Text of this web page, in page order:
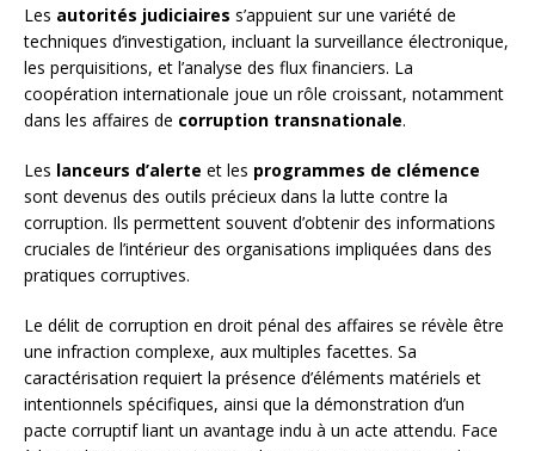
Les autorités judiciaires s’appuient sur une variété de
techniques d’investigation, incluant la surveillance électronique,
les perquisitions, et l’analyse des flux financiers. La
coopération internationale joue un rôle croissant, notamment
dans les affaires de corruption transnationale.
Les lanceurs d’alerte et les programmes de clémence
sont devenus des outils précieux dans la lutte contre la
corruption. Ils permettent souvent d’obtenir des informations
cruciales de l’intérieur des organisations impliquées dans des
pratiques corruptives.
Le délit de corruption en droit pénal des affaires se révèle être
une infraction complexe, aux multiples facettes. Sa
caractérisation requiert la présence d’éléments matériels et
intentionnels spécifiques, ainsi que la démonstration d’un
pacte corruptif liant un avantage indu à un acte attendu. Face